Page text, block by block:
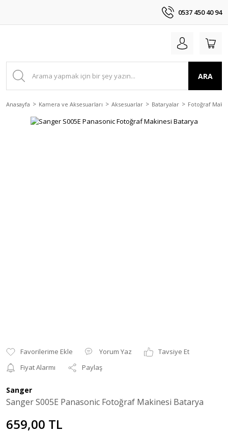
0537 450 40 94
ARA
Anasayfa Kamera ve Aksesuarları Aksesuarlar Bataryalar Fotoğraf
Yorum Yaz
Tavsiye Et
Fiyat Alarmı
Paylaş
Sanger
Sanger S005E Panasonic Fotoğraf Makinesi Batarya
659,00 TL